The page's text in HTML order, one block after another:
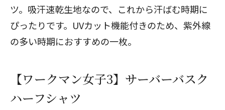
ツ。吸汗速乾生地なので、これから汗ばむ時期に
ぴったりです。UVカット機能付きのため、紫外線
の多い時期におすすめの一枚。
【ワークマン女子3】サーバーバスク
ハーフシャツ